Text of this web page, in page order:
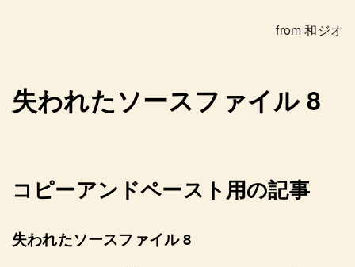
from 和ジオ
失われたソースファイル 8
コピーアンドペースト用の記事
失われたソースファイル 8